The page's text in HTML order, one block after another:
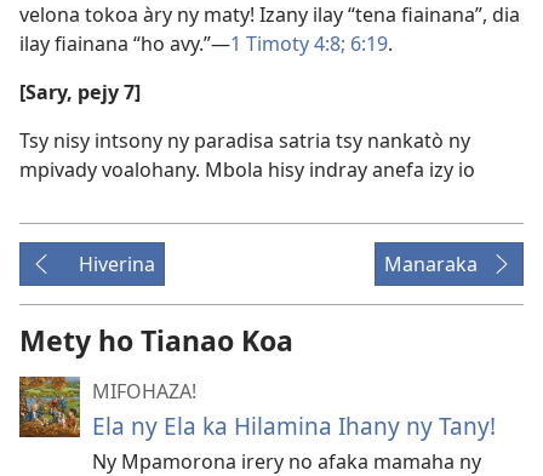
velona tokoa àry ny maty! Izany ilay “tena fiainana”, dia
ilay fiainana “ho avy.”—1 Timoty 4:8; 6:19.
[Sary, pejy 7]
Tsy nisy intsony ny paradisa satria tsy nankatò ny
mpivady voalohany. Mbola hisy indray anefa izy io
Hiverina Manaraka
Mety ho Tianao Koa
MIFOHAZA!
Ela ny Ela ka Hilamina Ihany ny Tany!
Ny Mpamorona irery no afaka mamaha ny